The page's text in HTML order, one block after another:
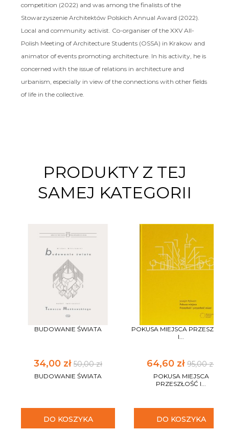
competition (2022) and was among the finalists of the
Stowarzyszenie Architektów Polskich Annual Award (2022).
Local and community activist. Co-organiser of the XXV All-
Polish Meeting of Architecture Students (OSSA) in Krakow and
animator of events promoting architecture. In his activity, he is
concerned with the issue of relations in architecture and
urbanism, especially in view of the connections with other fields
of life in the collective.
PRODUKTY Z TEJ
SAMEJ KATEGORII
BUDOWANIE ŚWIATA
34,00 zł 50,00 zł
BUDOWANIE ŚWIATA
DO KOSZYKA
POKUSA MIEJSCA
I...
64,60 zł 95,00 zł
POKUSA MIEJSCA
PRZESZŁOŚĆ I...
DO KOSZYKA